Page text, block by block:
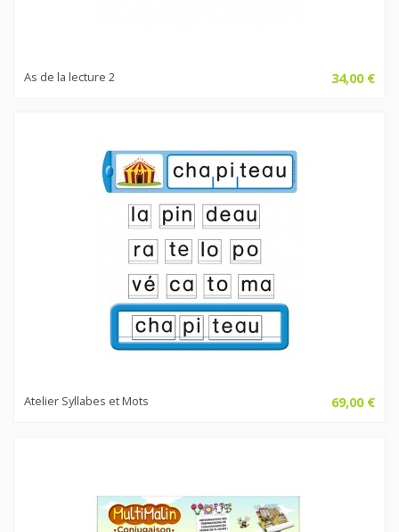
As de la lecture 2 34,00 €
Atelier Syllabes et Mots 69,00 €